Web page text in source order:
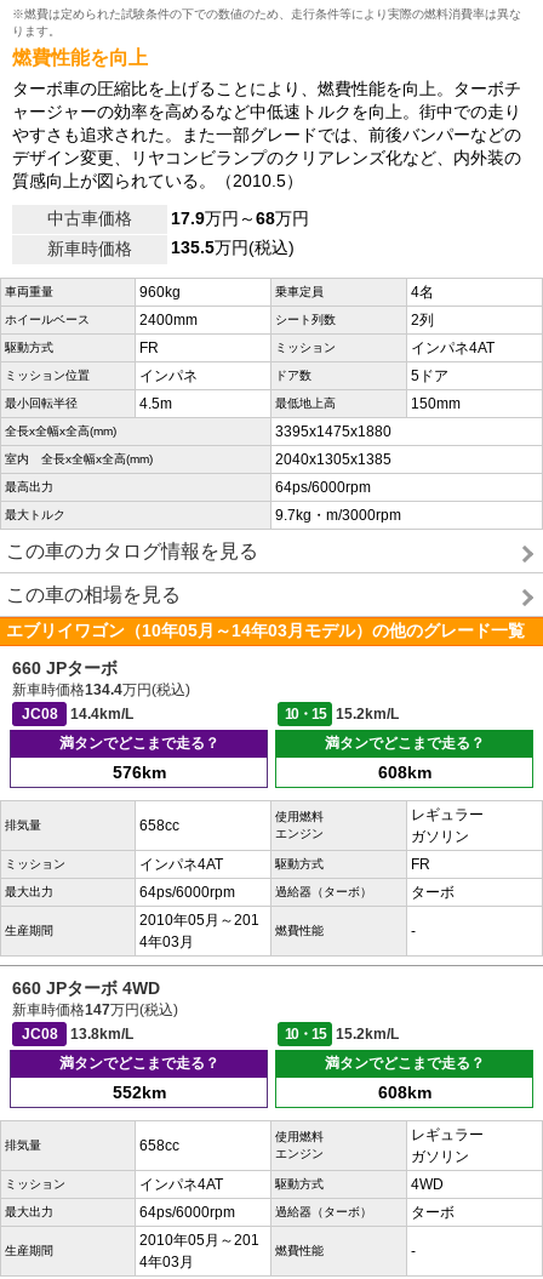
※燃費は定められた試験条件の下での数値のため、走行条件等により実際の燃料消費率は異な
ります。
燃費性能を向上
ターボ車の圧縮比を上げることにより、燃費性能を向上。ターボチ
ャージャーの効率を高めるなど中低速トルクを向上。街中での走り
やすさも追求された。また一部グレードでは、前後バンパーなどの
デザイン変更、リヤコンビランプのクリアレンズ化など、内外装の
質感向上が図られている。（2010.5）
中古車価格
17.9万円～68万円
新車時価格
135.5万円(税込)
車両重量 960kg 乗車定員 4名
ホイールベース 2400mm シート列数 2列
駆動方式 FR ミッション インパネ4AT
ミッション位置 インパネ ドア数 5ドア
最小回転半径 4.5m 最低地上高 150mm
全長x全幅x全高(mm) 3395x1475x1880
室内 全長x全幅x全高(mm) 2040x1305x1385
最高出力 64ps/6000rpm
最大トルク 9.7kg・m/3000rpm
この車のカタログ情報を見る
この車の相場を見る
エブリイワゴン（10年05月～14年03月モデル）の他のグレード一覧
660 JPターボ
新車時価格134.4万円(税込)
JC08
14.4km/L 10・15
15.2km/L
満タンでどこまで走る？
576km
満タンでどこまで走る？
608km
排気量 658cc
使用燃料
エンジン
レギュラー
ガソリン
ミッション インパネ4AT 駆動方式 FR
最大出力 64ps/6000rpm 過給器（ターボ） ターボ
生産期間
2010年05月～201
4年03月
燃費性能 -
660 JPターボ 4WD
新車時価格147万円(税込)
JC08
13.8km/L 10・15
15.2km/L
満タンでどこまで走る？
552km
満タンでどこまで走る？
608km
排気量 658cc
使用燃料
エンジン
レギュラー
ガソリン
ミッション インパネ4AT 駆動方式 4WD
最大出力 64ps/6000rpm 過給器（ターボ） ターボ
生産期間
2010年05月～201
4年03月
燃費性能 -